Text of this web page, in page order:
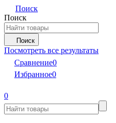
Поиск
Поиск
Поиск
Посмотреть все результаты
Сравнение0
Избранное0
0